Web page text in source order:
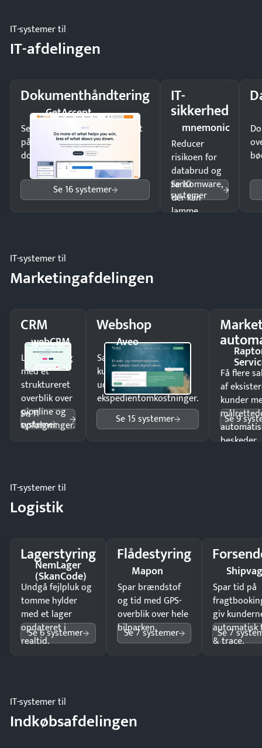
IT-systemer til
IT-afdelingen
Dokumenthåndtering
GetAccept
Send kontrakter til underskrift
på minutter og mist ingen
dokumenter.
Se 16 systemer
IT-
sikkerhed
mnemonic
Reducer
risikoen for
databrud og
ransomware,
der kan
lamme
Se 10
systemer
IT-systemer til
Marketingafdelingen
CRM
webCRM
Luk flere salg
med et
struktureret
overblik over
pipeline og
opfølgninger.
Se 11
systemer
Webshop
Aveo
Sælg produkter 24/7 til
kunder i hele landet
uden
ekspedientomkostninger.
Se 15 systemer
Få flere
af
kunder
beskeder.
Se 9
IT-systemer til
Logistik
Lagerstyring
NemLager
(SkanCode)
Undgå fejlpluk og
tomme hylder
med et lager
opdateret i
realtid.
Se 6 systemer
Flådestyring
Mapon
Spar brændstof
og tid med GPS-
overblik over hele
bilparken.
Se 7 systemer
Spar tid på
giv
automatisk
& trace.
Se 7
IT-systemer til
Indkøbsafdelingen